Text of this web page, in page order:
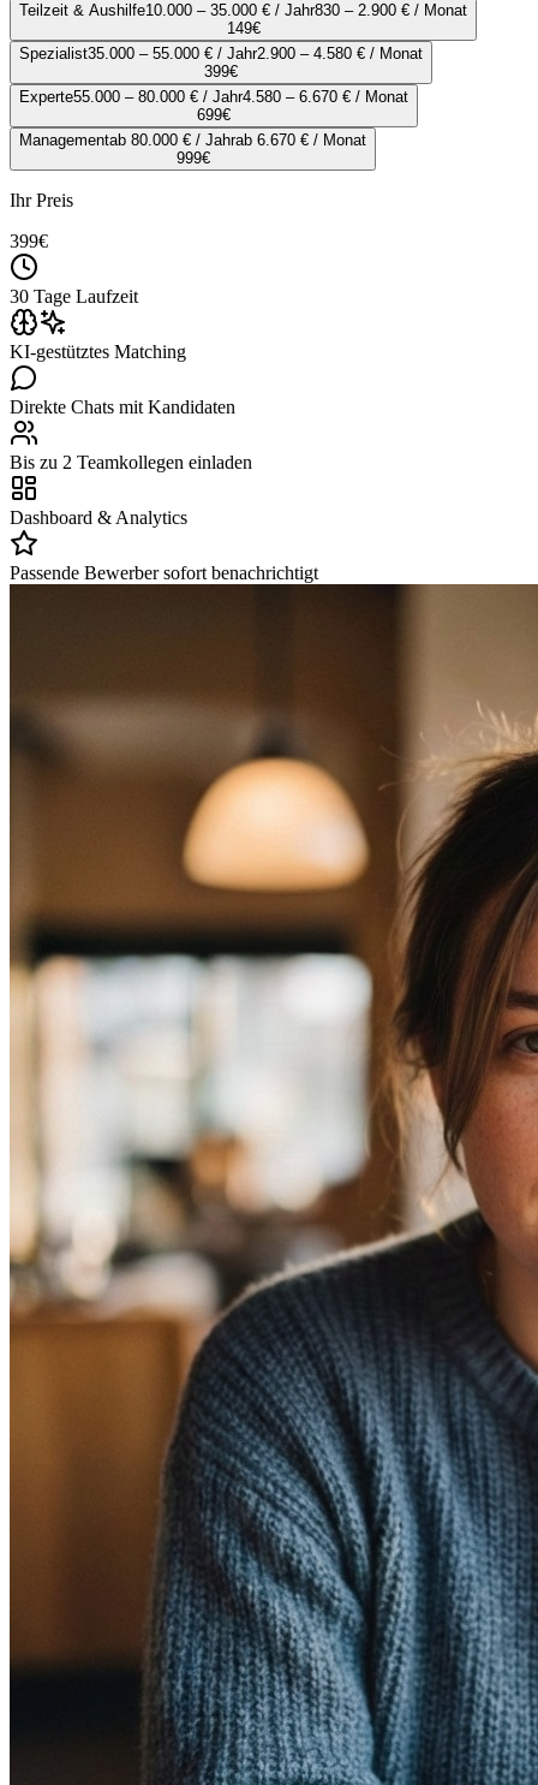
Teilzeit & Aushilfe10.000 – 35.000 € / Jahr830 – 2.900 € / Monat
149€
Spezialist35.000 – 55.000 € / Jahr2.900 – 4.580 € / Monat
399€
Experte55.000 – 80.000 € / Jahr4.580 – 6.670 € / Monat
699€
Managementab 80.000 € / Jahrab 6.670 € / Monat
999€
Ihr Preis
399€
30 Tage Laufzeit
KI-gestütztes Matching
Direkte Chats mit Kandidaten
Bis zu 2 Teamkollegen einladen
Dashboard & Analytics
Passende Bewerber sofort benachrichtigt